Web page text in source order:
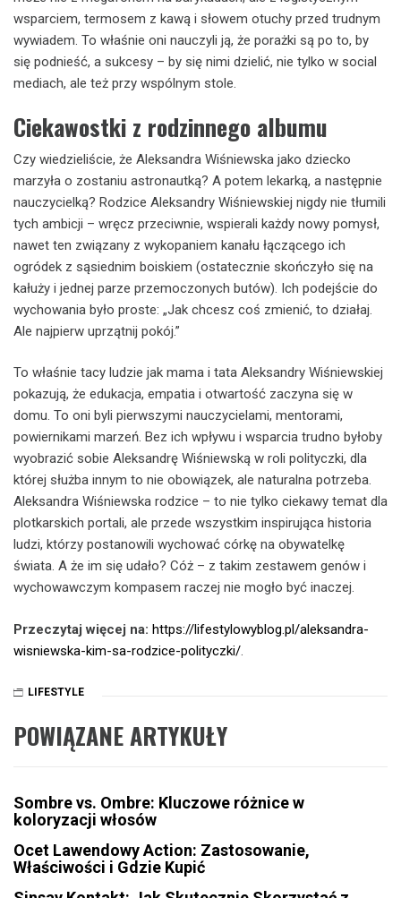
wsparciem, termosem z kawą i słowem otuchy przed trudnym
wywiadem. To właśnie oni nauczyli ją, że porażki są po to, by
się podnieść, a sukcesy – by się nimi dzielić, nie tylko w social
mediach, ale też przy wspólnym stole.
Ciekawostki z rodzinnego albumu
Czy wiedzieliście, że Aleksandra Wiśniewska jako dziecko
marzyła o zostaniu astronautką? A potem lekarką, a następnie
nauczycielką? Rodzice Aleksandry Wiśniewskiej nigdy nie tłumili
tych ambicji – wręcz przeciwnie, wspierali każdy nowy pomysł,
nawet ten związany z wykopaniem kanału łączącego ich
ogródek z sąsiednim boiskiem (ostatecznie skończyło się na
kałuży i jednej parze przemoczonych butów). Ich podejście do
wychowania było proste: „Jak chcesz coś zmienić, to działaj.
Ale najpierw uprzątnij pokój.”
To właśnie tacy ludzie jak mama i tata Aleksandry Wiśniewskiej
pokazują, że edukacja, empatia i otwartość zaczyna się w
domu. To oni byli pierwszymi nauczycielami, mentorami,
powiernikami marzeń. Bez ich wpływu i wsparcia trudno byłoby
wyobrazić sobie Aleksandrę Wiśniewską w roli polityczki, dla
której służba innym to nie obowiązek, ale naturalna potrzeba.
Aleksandra Wiśniewska rodzice – to nie tylko ciekawy temat dla
plotkarskich portali, ale przede wszystkim inspirująca historia
ludzi, którzy postanowili wychować córkę na obywatelkę
świata. A że im się udało? Cóż – z takim zestawem genów i
wychowawczym kompasem raczej nie mogło być inaczej.
Przeczytaj więcej na: https://lifestylowyblog.pl/aleksandra-
wisniewska-kim-sa-rodzice-polityczki/
LIFESTYLE
POWIĄZANE ARTYKUŁY
Sombre vs. Ombre: Kluczowe różnice w
koloryzacji włosów
Ocet Lawendowy Action: Zastosowanie,
Właściwości i Gdzie Kupić